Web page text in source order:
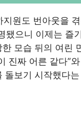
원도 번아웃을
으니 이제는 즐
모습 뒤의 여린
진짜 어른 같다”
보기 시작했다